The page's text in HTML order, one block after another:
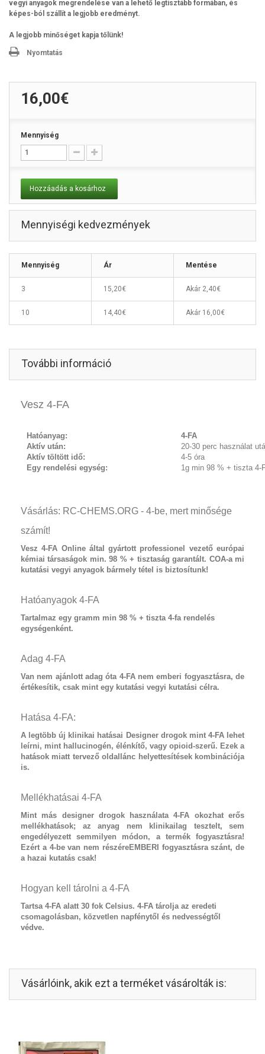
vegyi anyagok megrendelése van a lehető legtisztább formában, és
képes-ból szállít a legjobb eredményt.
A legjobb minőséget kapja tőlünk!
Nyomtatás
16,00€
Mennyiség
Hozzáadás a kosárhoz
Mennyiségi kedvezmények
Mennyiség Ár Mentése
3 15,20€ Akár 2,40€
10 14,40€ Akár 16,00€
További információ
Vesz 4-FA
Hatóanyag:
Aktív után:
Aktív töltött idő:
Egy rendelési egység:
4-FA
20-30 perc használat
4-5 óra
1g min 98 % + tiszta 4-
Vásárlás: RC-CHEMS.ORG - 4-be, mert minősége
számít!
Vesz 4-FA Online által gyártott professionel vezető európai
kémiai társaságok min. 98 % + tisztaság garantált. COA-a mi
kutatási vegyi anyagok bármely tétel is biztosítunk!
Hatóanyagok 4-FA
Tartalmaz egy gramm min 98 % + tiszta 4-farendelés
egységenként.
Adag 4-FA
Van nem ajánlott adag óta 4-FAnem emberi fogyasztásra, de
értékesítik, csak mint egy kutatási vegyi kutatási célra.
Hatása 4-FA:
A legtöbb új klinikai hatásai Designer drogokmint 4-FAlehet
leírni, mint hallucinogén, élénkítő, vagy opioid-szerű. Ezek a
hatások miatt tervező oldallánc helyettesítések kombinációja
is.
Mellékhatásai 4-FA
Mint más designer drogok használata4-FA okozhat erős
mellékhatások; az anyag nem klinikailag tesztelt, sem
engedélyezett semmilyen módon, a termék fogyasztásra!
Ezért a 4-be van nem részéreEMBERI fogyasztásra szánt, de
a hazai kutatás csak!
Hogyan kell tárolni a 4-FA
Tartsa 4-FA alatt 30 fok Celsius. 4-FA tárolja az eredeti
csomagolásban, közvetlen napfénytől és nedvességtől
védve.
Vásárlóink, akik ezt a terméket vásárolták is: